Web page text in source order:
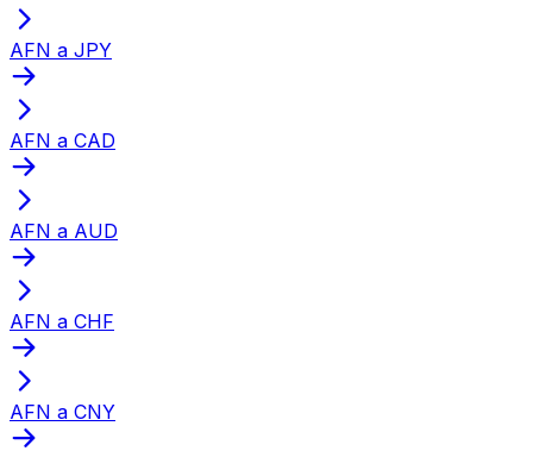
AFN a JPY
AFN a CAD
AFN a AUD
AFN a CHF
AFN a CNY